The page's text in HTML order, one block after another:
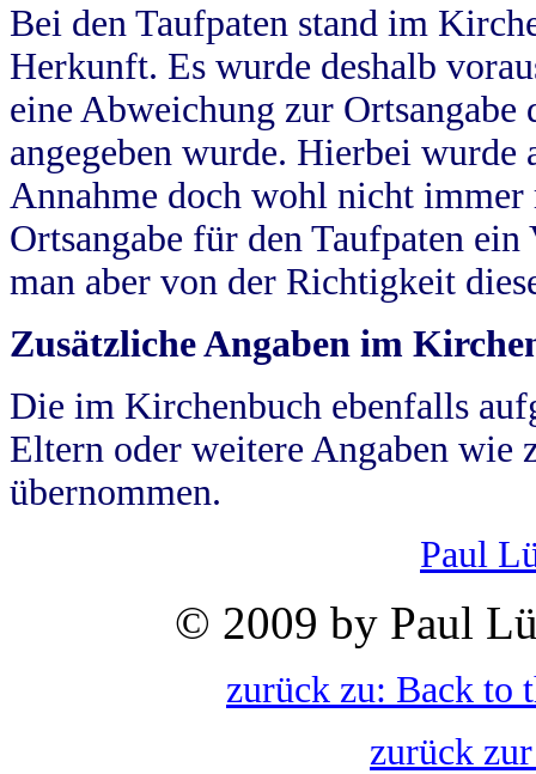
Bei den Taufpaten stand im
Herkunft. Es wurde deshalb
eine Abweichung zur
angegeben wurde. Hierbei wurde
Annahme doch wohl nicht
Ortsangabe für den Taufpaten
man aber von der Richtigkeit
Zusätzliche Angaben im
Die im Kirchenbuch ebenfalls
Eltern oder weitere Angaben wie
übernommen.
Paul
© 2009 by Paul
zurück zu: Back to
zurück